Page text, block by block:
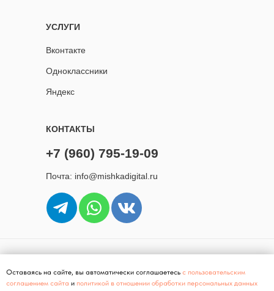
Согласие на рассылку рекламных сообщений
УСЛУГИ
Вконтакте
Одноклассники
Почта: info@mishkadigital.ru
Яндекс
КОНТАКТЫ
+7 (960) 795-19-09
Оставаясь на сайте, вы автоматически соглашаетесь с пользовательским
соглашением сайта и политикой в отношении обработки персональных данных